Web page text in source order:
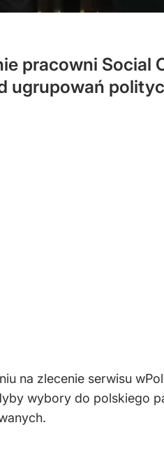
pracowni Social
ugrupowań
na zlecenie serwisu
wybory do polskiego